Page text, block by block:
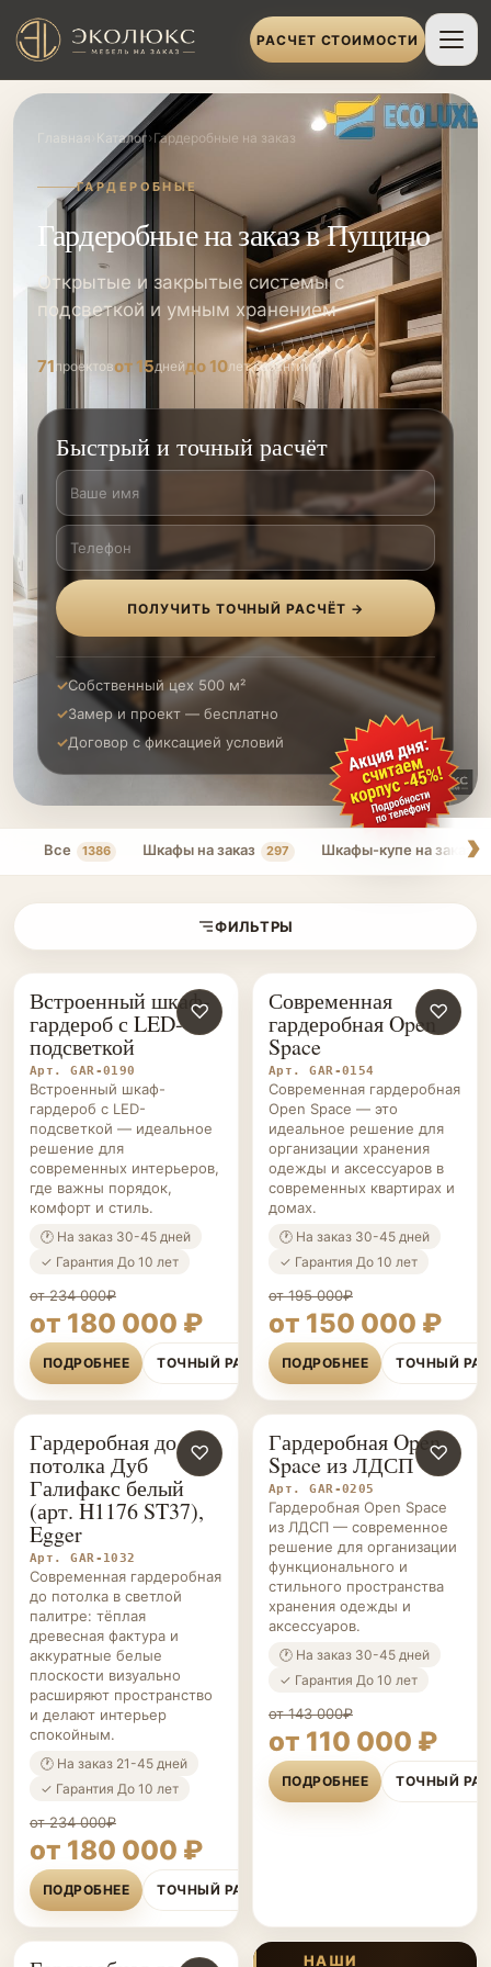
РАСЧЕТ СТОИМОСТИ
Главная Каталог›Гардеробные на заказ
ГАРДЕРОБНЫЕ
Гардеробные на заказ в Пущино
Открытые и закрытые системы с
подсветкой и умным хранением
71проектовот 15днейдо 10лет гарантии
Быстрый и точный расчёт
ПОЛУЧИТЬ ТОЧНЫЙ РАСЧЁТ →
Собственный цех 500 м²
Замер и проект — бесплатно
Договор с фиксацией условий
Все 1386 Шкафы на заказ 297 Шкафы-купе на заказ
ФИЛЬТРЫ
ГАРДЕРОБНЫЕ НА ЗАКАЗ
♡
Встроенный шкаф-
гардероб с LED-
подсветкой
Арт. GAR-0190
Встроенный шкаф-
гардероб с LED-
подсветкой — идеальное
решение для
современных интерьеров,
где важны порядок,
комфорт и стиль.
🕐 На заказ 30-45 дней
✓ Гарантия До 10 лет
от 234 000₽
от 180 000 ₽
ПОДРОБНЕЕ ТОЧНЫЙ РАСЧЁТ
ГАРДЕРОБНЫЕ НА ЗАКАЗ
♡
Современная
гардеробная Open
Space
Арт. GAR-0154
Современная гардеробная
Open Space — это
идеальное решение для
организации хранения
одежды и аксессуаров в
современных квартирах и
домах.
🕐 На заказ 30-45 дней
✓ Гарантия До 10 лет
от 195 000₽
от 150 000 ₽
ПОДРОБНЕЕ ТОЧНЫЙ
ГАРДЕРОБНЫЕ НА ЗАКАЗ
♡
Гардеробная до
потолка Дуб
Галифакс белый
(арт. H1176 ST37),
Egger
Арт. GAR-1032
Современная гардеробная
до потолка в светлой
палитре: тёплая
древесная фактура и
аккуратные белые
плоскости визуально
расширяют пространство
и делают интерьер
спокойным.
🕐 На заказ 21-45 дней
✓ Гарантия До 10 лет
от 234 000₽
от 180 000 ₽
ПОДРОБНЕЕ ТОЧНЫЙ РАСЧЁТ
ГАРДЕРОБНЫЕ НА ЗАКАЗ
♡
Гардеробная Open
Space из ЛДСП
Арт. GAR-0205
Гардеробная Open Space
из ЛДСП — современное
решение для организации
функционального и
стильного пространства
хранения одежды и
аксессуаров.
🕐 На заказ 30-45 дней
✓ Гарантия До 10 лет
от 143 000₽
от 110 000 ₽
ПОДРОБНЕЕ ТОЧНЫЙ
НАШИ